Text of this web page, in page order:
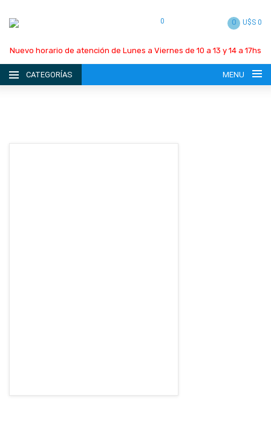
0 0 U$S 0
Nuevo horario de atención de Lunes a Viernes de 10 a 13 y 14 a 17hs
CATEGORÍAS MENU